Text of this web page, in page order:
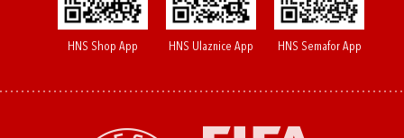
HNS Shop App HNS Ulaznice App HNS Semafor App